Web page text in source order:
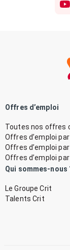
Offres d’emploi
Toutes nos offres
Offres d’emploi
Offres d’emploi
Offres d’emploi
Qui sommes-nous
Le Groupe Crit
Talents Crit